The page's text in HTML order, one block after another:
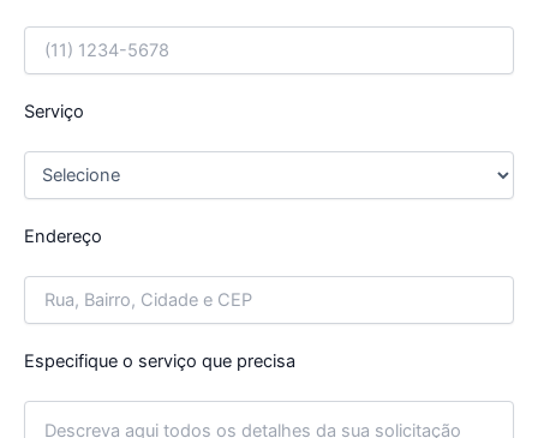
Serviço
Endereço
Especifique o serviço que precisa